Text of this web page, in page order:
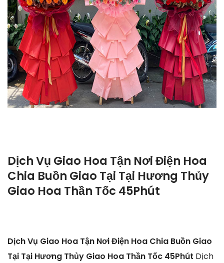
Dịch Vụ Giao Hoa Tận Nơi Điện Hoa
Chia Buồn Giao Tại Tại Hương Thủy
Giao Hoa Thần Tốc 45Phút
Dịch Vụ Giao Hoa Tận Nơi Điện Hoa Chia Buồn Giao
Tại Tại Hương Thủy Giao Hoa Thần Tốc 45Phút Dịch